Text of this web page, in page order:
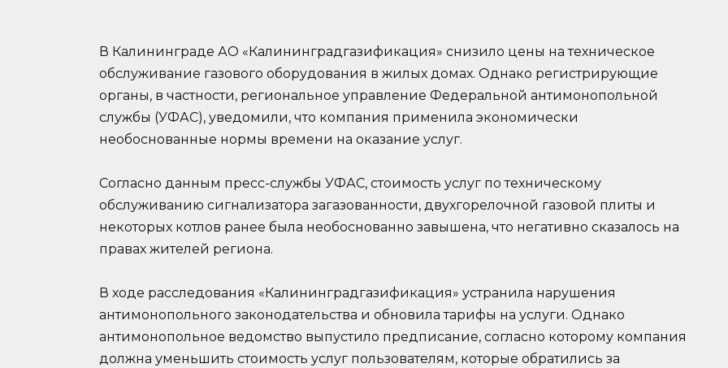
В Калининграде АО «Калининградгазификация» снизило цены на техническое
обслуживание газового оборудования в жилых домах. Однако регистрирующие
органы, в частности, региональное управление Федеральной антимонопольной
службы (УФАС), уведомили, что компания применила экономически
необоснованные нормы времени на оказание услуг.
Согласно данным пресс-службы УФАС, стоимость услуг по техническому
обслуживанию сигнализатора загазованности, двухгорелочной газовой плиты и
некоторых котлов ранее была необоснованно завышена, что негативно сказалось на
правах жителей региона.
В ходе расследования «Калининградгазификация» устранила нарушения
антимонопольного законодательства и обновила тарифы на услуги. Однако
антимонопольное ведомство выпустило предписание, согласно которому компания
должна уменьшить стоимость услуг пользователям, которые обратились за